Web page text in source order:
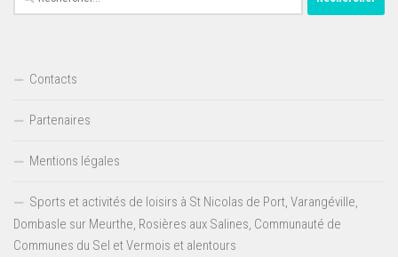
Contacts
Partenaires
Mentions légales
Sports et activités de loisirs à St Nicolas de Port, Varangéville,
Dombasle sur Meurthe, Rosières aux Salines, Communauté de
Communes du Sel et Vermois et alentours